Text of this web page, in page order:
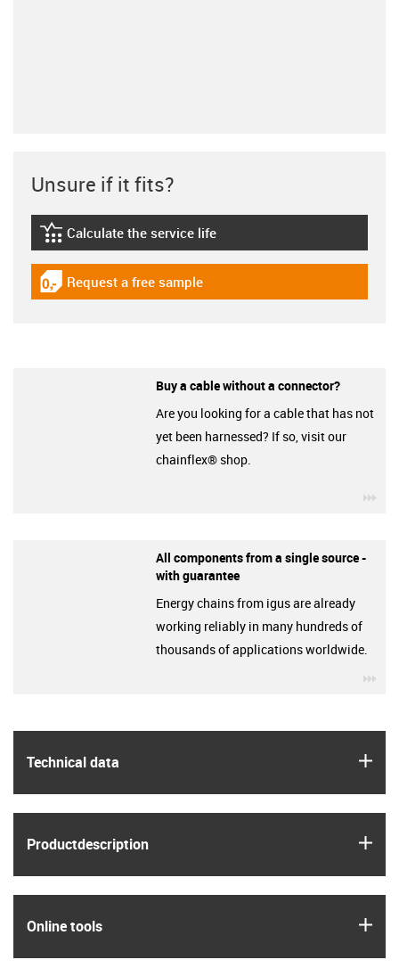
Technical data
Product­description
Online tools
Unsure if it fits?
igus-icon-lebensdauerrechner
Calculate the service life
igus-icon-gratismuster
Request a free sample
Buy a cable without a connector?
Are you looking for a cable that has not
yet been harnessed? If so, visit our
chainflex® shop.
All components from a single source -
with guarantee
Energy chains from igus are already
working reliably in many hundreds of
thousands of applications worldwide.